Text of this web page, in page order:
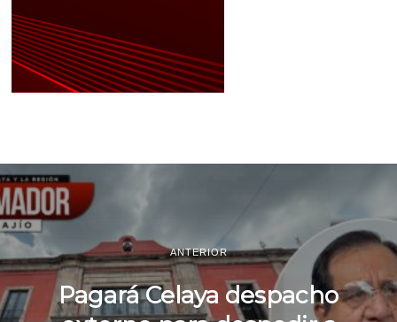
ANTERIOR
Pagará Celaya despacho